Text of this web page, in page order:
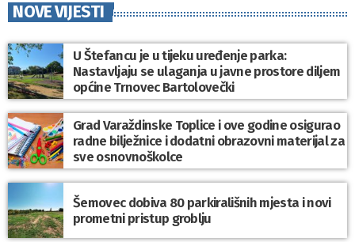
NOVE VIJESTI
U Štefancu je u tijeku uređenje parka:
Nastavljaju se ulaganja u javne prostore diljem
općine Trnovec Bartolovečki
Grad Varaždinske Toplice i ove godine osigurao
radne bilježnice i dodatni obrazovni materijal za
sve osnovnoškolce
Šemovec dobiva 80 parkirališnih mjesta i novi
prometni pristup groblju